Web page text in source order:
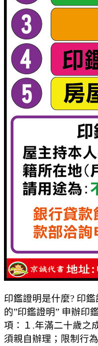
印鑑證明是什麼? 印
的”印鑑證明” 申辦印
項：１.年滿二十歲之
須親自辦理；限制行